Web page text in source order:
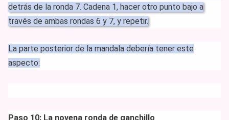
detrás de la ronda 7. Cadena 1, hacer otro punto bajo a
través de ambas rondas 6 y 7, y repetir.
La parte posterior de la mandala debería tener este
aspecto:
Paso 10: La novena ronda de ganchillo